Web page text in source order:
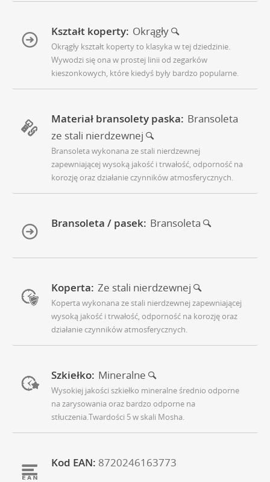
Kształt koperty: Okrągły
Okrągły kształt koperty to klasyka w tej dziedzinie.
Wywodzi się ona w prostej linii od zegarków
kieszonkowych, które kiedyś były bardzo popularne.
Materiał bransolety paska: Bransoleta
ze stali nierdzewnej
Bransoleta wykonana ze stali nierdzewnej
zapewniającej wysoką jakość i trwałość, odporność na
korozję oraz działanie czynników atmosferycznych.
Bransoleta / pasek: Bransoleta
Koperta: Ze stali nierdzewnej
Koperta wykonana ze stali nierdzewnej zapewniającej
wysoką jakość i trwałość, odporność na korozję oraz
działanie czynników atmosferycznych.
Szkiełko: Mineralne
Wysokiej jakości szkiełko mineralne średnio odporne
na zarysowania oraz bardzo odporne na
stłuczenia.Twardości 5 w skali Mosha.
Kod EAN: 8720246163773